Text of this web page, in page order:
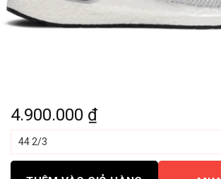
4.900.000 ₫